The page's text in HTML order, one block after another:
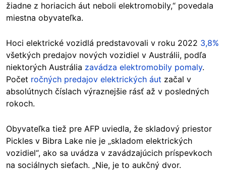
žiadne z horiacich áut neboli elektromobily,“ povedala
miestna obyvateľka.
Hoci elektrické vozidlá predstavovali v roku 2022 3,8%
všetkých predajov nových vozidiel v Austrálii, podľa
niektorých Austrália zavádza elektromobily pomaly.
Počet ročných predajov elektrických áut začal v
absolútnych číslach výraznejšie rásť až v posledných
rokoch.
Obyvateľka tiež pre AFP uviedla, že skladový priestor
Pickles v Bibra Lake nie je „skladom elektrických
vozidiel“, ako sa uvádza v zavádzajúcich príspevkoch
na sociálnych sieťach. „Nie, je to aukčný dvor.